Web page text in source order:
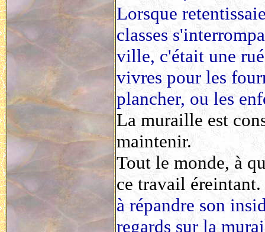
Lorsque
classes
ville, c'était une
vivres pour les
plancher, ou les
La muraille est
maintenir.
Tout le monde, à
ce travail
à répandre son
regards sur la